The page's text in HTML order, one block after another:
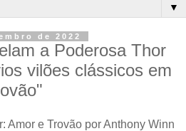
▼
de 2022
a Poderosa Thor
vilões clássicos em
Amor e Trovão por Anthony Winn